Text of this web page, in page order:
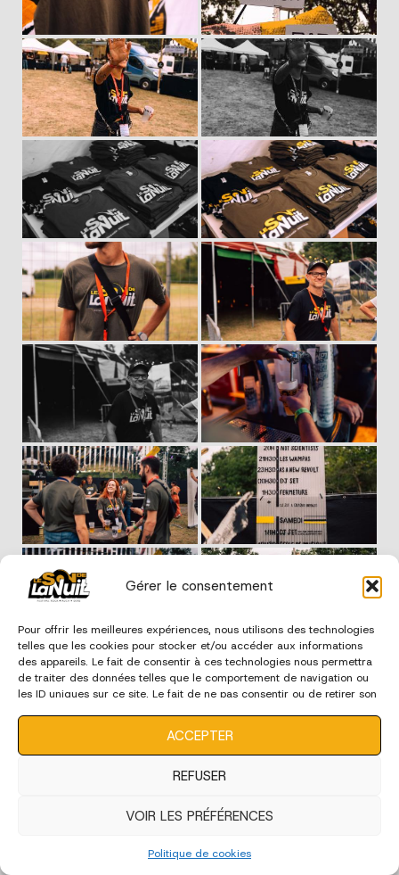
Gérer le consentement
Pour offrir les meilleures expériences, nous utilisons des technologies
telles que les cookies pour stocker et/ou accéder aux informations
des appareils. Le fait de consentir à ces technologies nous permettra
de traiter des données telles que le comportement de navigation ou
les ID uniques sur ce site. Le fait de ne pas consentir ou de retirer son
ACCEPTER
REFUSER
VOIR LES PRÉFÉRENCES
Politique de cookies